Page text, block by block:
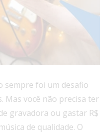
sempre foi um desafio
Mas você não precisa ter
gravadora ou gastar R$
de qualidade. O